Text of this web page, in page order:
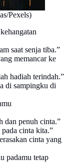
Pexels)
saat senja tiba.”
memancar ke
hadiah terindah.”
di sampingku di
dan penuh cinta.”
cinta kita.”
cinta yang
padamu tetap